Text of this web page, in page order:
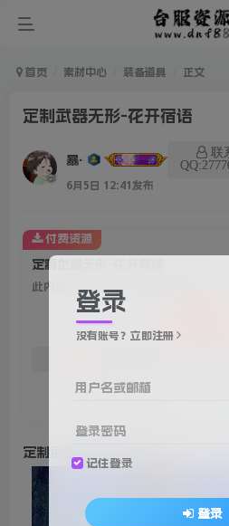
首页 素材中心 装备道具 正文
定制武器无形-花开宿语
暴雨
联
6月5日 12:41发布
定制武器无形-花开宿语
此内容为付费资源，请付费后查看
付费资源
定制武器无形-花开宿语
登录
没有账号？立即注册
用户名或邮箱
登录密码
记住登录
登录